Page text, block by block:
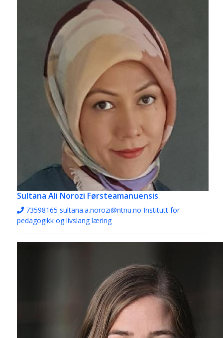
Sultana Ali Norozi Førsteamanuensis
73598165 sultana.a.norozi@ntnu.no Institutt for
pedagogikk og livslang læring